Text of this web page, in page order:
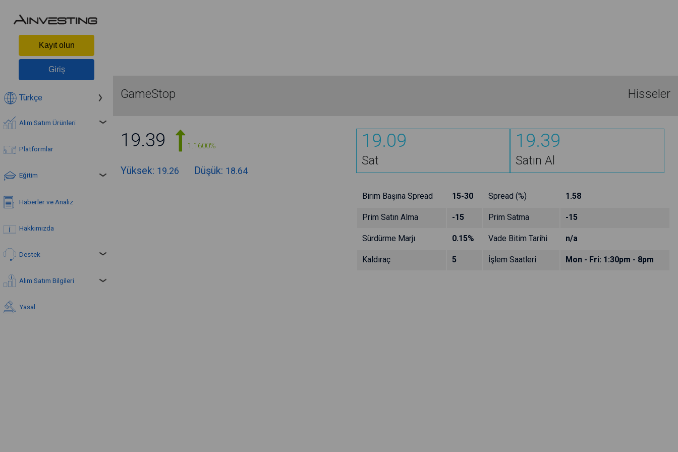
Kayıt olun
Giriş
Türkçe
Alım Satım Ürünleri
Platformlar
Eğitim
Haberler ve Analiz
Hakkımızda
Destek
Alım Satım Bilgileri
Yasal
GameStop Hisseler
19.39 1.1600%
Yüksek: 19.26 Düşük: 18.64
19.09
Sat
19.39
Satın Al
Birim Başına Spread 15-30 Spread (%) 1.58
Prim Satın Alma -15 Prim Satma -15
Sürdürme Marjı 0.15% Vade Bitim Tarihi n/a
Kaldıraç 5 İşlem Saatleri Mon - Fri: 1:30pm - 8pm